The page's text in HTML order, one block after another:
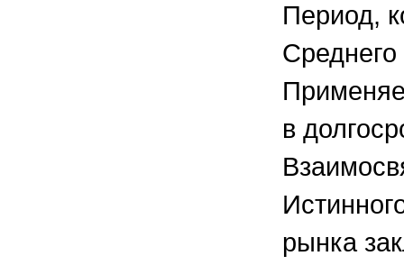
Период,
в
рынка